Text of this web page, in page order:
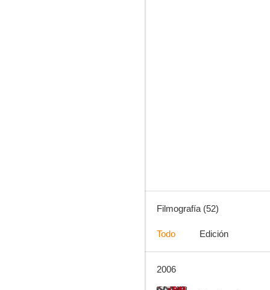
La llamaban la madrina
Filmografía (52)
Todo Edición
2006